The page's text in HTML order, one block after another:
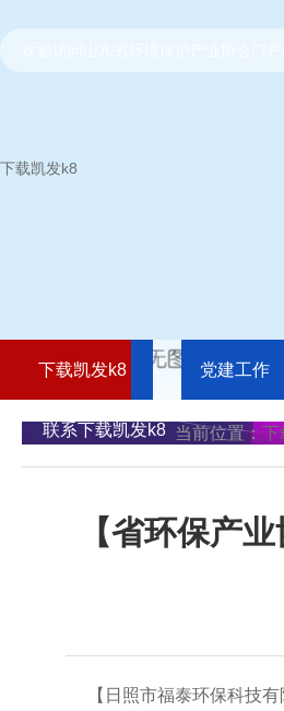
下载凯发k8
下载凯发k8 党建工作
联系下载凯发k8 当前位置： 下
【省环保产
【 日照市福泰环保科技有